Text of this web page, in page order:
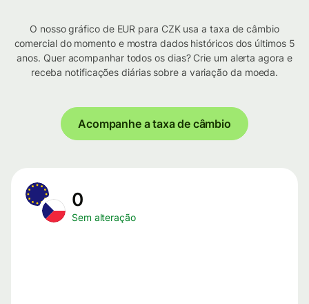
O nosso gráfico de EUR para CZK usa a taxa de câmbio
comercial do momento e mostra dados históricos dos últimos 5
anos. Quer acompanhar todos os dias? Crie um alerta agora e
receba notificações diárias sobre a variação da moeda.
Acompanhe a taxa de câmbio
0
Sem alteração